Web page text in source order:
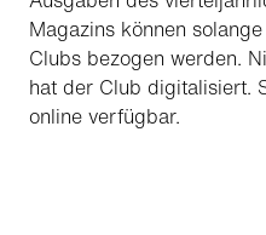
Magazins können
Clubs bezogen werden.
hat der Club digitalisiert.
online verfügbar.